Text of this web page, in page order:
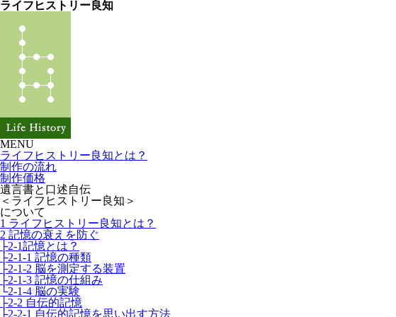
ライフヒストリー良知
MENU
ライフヒストリー良知とは？
制作の流れ
制作価格
遺言書と口述自伝
＜ライフヒストリー良知＞
について
1 ライフヒストリー良知とは？
2 記憶の衰えを防ぐ
├2-1記憶とは？
├2-1-1 記憶の種類
├2-1-2 脳を測定する装置
├2-1-3 記憶の仕組み
└2-1-4 脳の実験
├2-2 自伝的記憶
├2-2-1 自伝的記憶を思い出す方法